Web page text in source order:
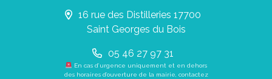
16 rue des Distilleries 17700
Saint Georges du Bois
05 46 27 97 31
En cas d’urgence uniquement et en dehors
des horaires d’ouverture de la mairie, contactez